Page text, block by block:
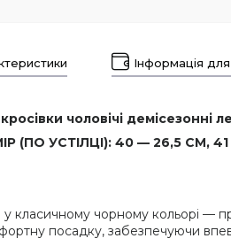
Інформація
чоловічі демісезонні
(ПО УСТІЛЦІ): 40 — 26,5 СМ,
у класичному чорному кольорі
посадку, забезпечуючи